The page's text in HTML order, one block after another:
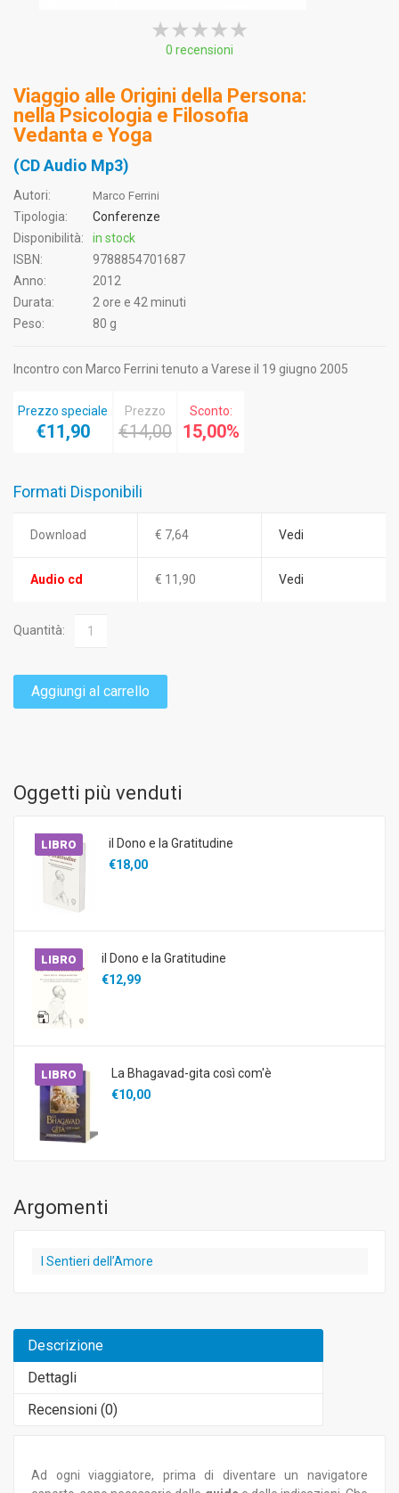
★★★★★
★★★★★
★★★★★
0 recensioni
Viaggio alle Origini della Persona:
nella Psicologia e Filosofia
Vedanta e Yoga
(CD Audio Mp3)
Autori: Marco Ferrini
Tipologia:
Conferenze
Disponibilità:
in stock
ISBN:
9788854701687
Anno:
2012
Durata:
2 ore e 42 minuti
Peso:
80 g
Incontro con Marco Ferrini tenuto a Varese il 19 giugno 2005
Prezzo speciale
€11,90
Prezzo
€14,00
Sconto:
15,00%
Formati Disponibili
Download € 7,64 Vedi
Audio cd € 11,90 Vedi
Quantità:
Aggiungi al carrello
Oggetti più venduti
LIBRO
il Dono e la Gratitudine
€18,00
LIBRO
il Dono e la Gratitudine
€12,99
LIBRO
La Bhagavad-gita così com'è
€10,00
Argomenti
I Sentieri dell’Amore
Descrizione
Dettagli
Recensioni (0)
Ad ogni viaggiatore, prima di diventare un navigatore